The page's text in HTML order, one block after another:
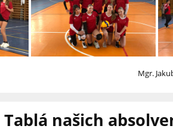
Tablá našich